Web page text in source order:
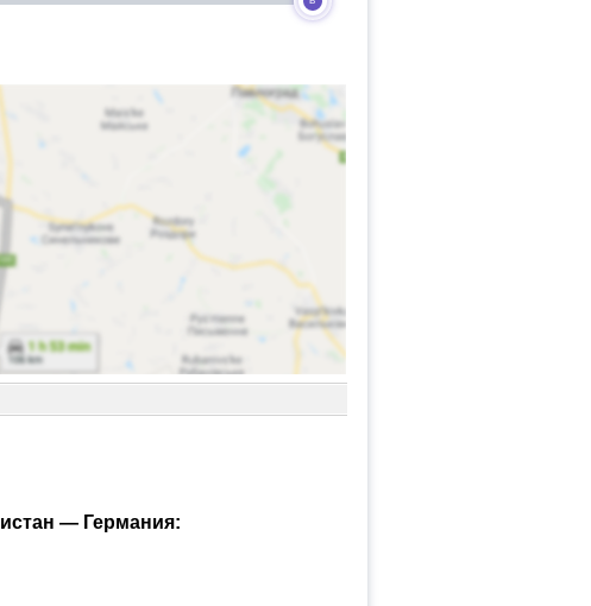
— Германия: